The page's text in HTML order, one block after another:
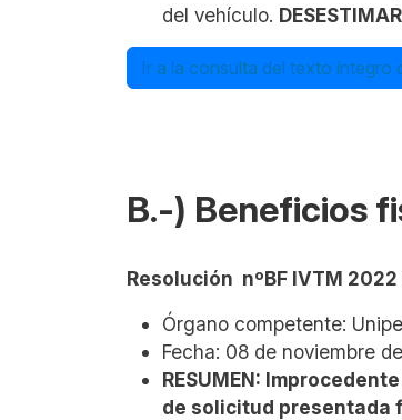
del vehículo.
Ir a la consulta del texto íntegro
B.-) Beneficios
Resolución nºBF IVTM 2022
Órgano competente:
Fecha: 08 de noviembre
RESUMEN:
de solicitud presentada